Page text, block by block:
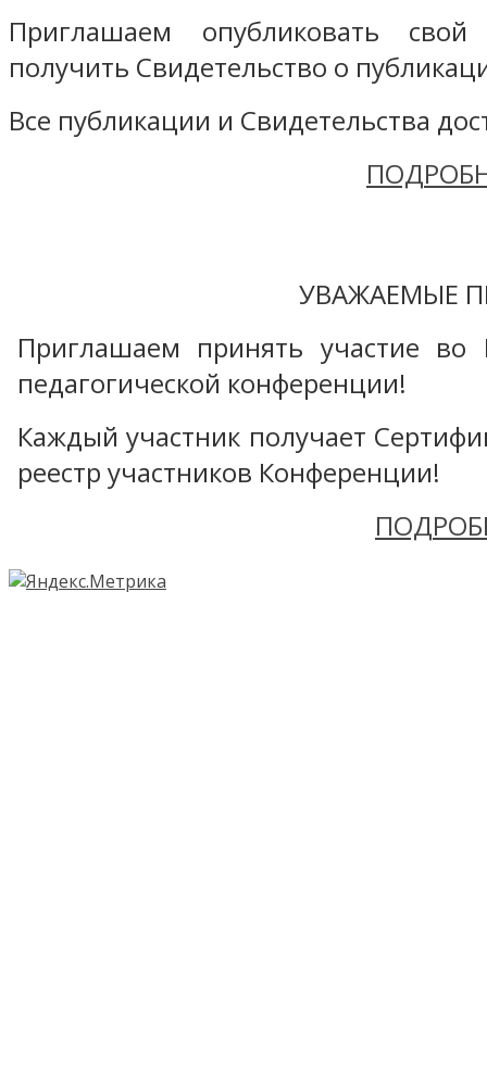
Приглашаем опубликовать
получить Свидетельство о
Все публикации и Свидетельства
УВАЖАЕМЫЕ
Приглашаем принять участие во
педагогической конференции!
Каждый участник получает
реестр участников Конференции!